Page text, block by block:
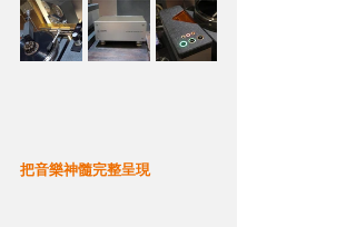
把音樂神髓完整呈現